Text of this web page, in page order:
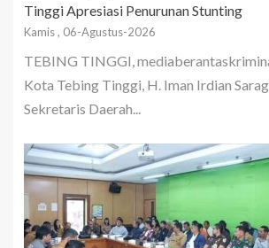
Tinggi Apresiasi Penurunan Stunting
Kamis , 06-Agustus-2026
TEBING TINGGI,
Kota Tebing Tinggi, H. Iman Irdian
Sekretaris Daerah...